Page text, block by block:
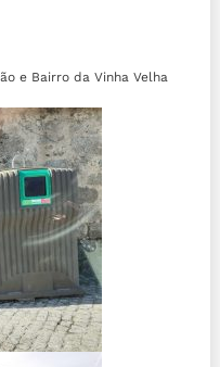
e Bairro da Vinha Velha